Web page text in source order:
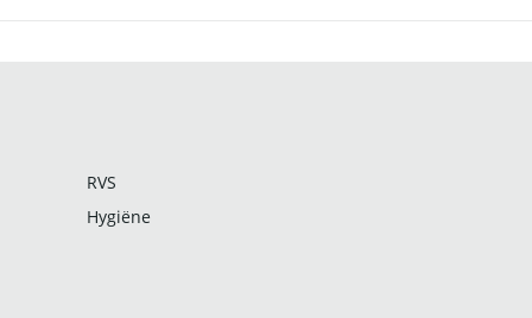
RVS
Hygiëne